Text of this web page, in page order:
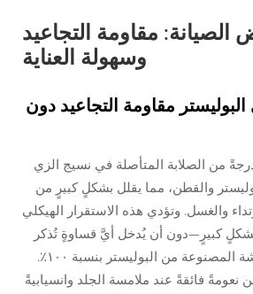
الصيانة: مقاومة التجاعيد
وسهولة العناية
مقاومة التجاعيد دون
من الصلابة المتأصلة في نسيج الزي
والقطن، مما يقلل بشكلٍ كبيرٍ من
والغسل. وتؤدي هذه الاستقرار الهيكلي
كبيرٍ—دون أن يُدخل أيَّ قساوةٍ تُذكر
كما هو شائع في الأقمشة المصنوعة من البوليستر بنسبة ١٠٠٪.
فائقةً عند ملامسة الجلد وانسيابيةً